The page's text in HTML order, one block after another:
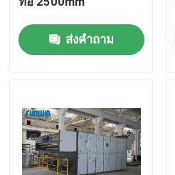
ขอใบเสนอราคา
เครื่องอบไอน้ำร้อน
เครื่องใส่ผ้า
ส่งคำถาม